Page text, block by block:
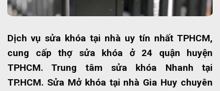
Dịch vụ sửa khóa tại nhà uy tín nhất TPHCM,
cung cấp thợ sửa khóa ở 24 quận huyện
TPHCM. Trung tâm sửa khóa Nhanh tại
TP.HCM. Sửa Mở khóa tại nhà Gia Huy chuyên